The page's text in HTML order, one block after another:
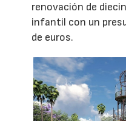
renovación de
infantil con un
de euros.